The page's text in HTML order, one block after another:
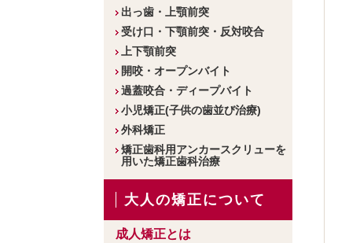
出っ歯・上顎前突
受け口・下顎前突・反対咬合
上下顎前突
開咬・オープンバイト
過蓋咬合・ディープバイト
小児矯正(子供の歯並び治療)
外科矯正
矯正歯科用アンカースクリューを
用いた矯正歯科治療
大人の矯正について
成人矯正とは